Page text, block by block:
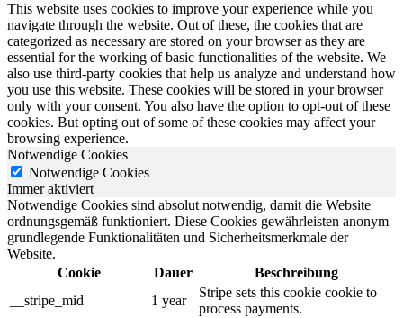
This website uses cookies to improve your experience while you
navigate through the website. Out of these, the cookies that are
categorized as necessary are stored on your browser as they are
essential for the working of basic functionalities of the website. We
also use third-party cookies that help us analyze and understand how
you use this website. These cookies will be stored in your browser
only with your consent. You also have the option to opt-out of these
cookies. But opting out of some of these cookies may affect your
browsing experience.
Notwendige Cookies
Notwendige Cookies
Immer aktiviert
Notwendige Cookies sind absolut notwendig, damit die Website
ordnungsgemäß funktioniert. Diese Cookies gewährleisten anonym
grundlegende Funktionalitäten und Sicherheitsmerkmale der
Website.
Cookie
Dauer
Beschreibung
__stripe_mid
1 year
Stripe sets this cookie cookie to
process payments.